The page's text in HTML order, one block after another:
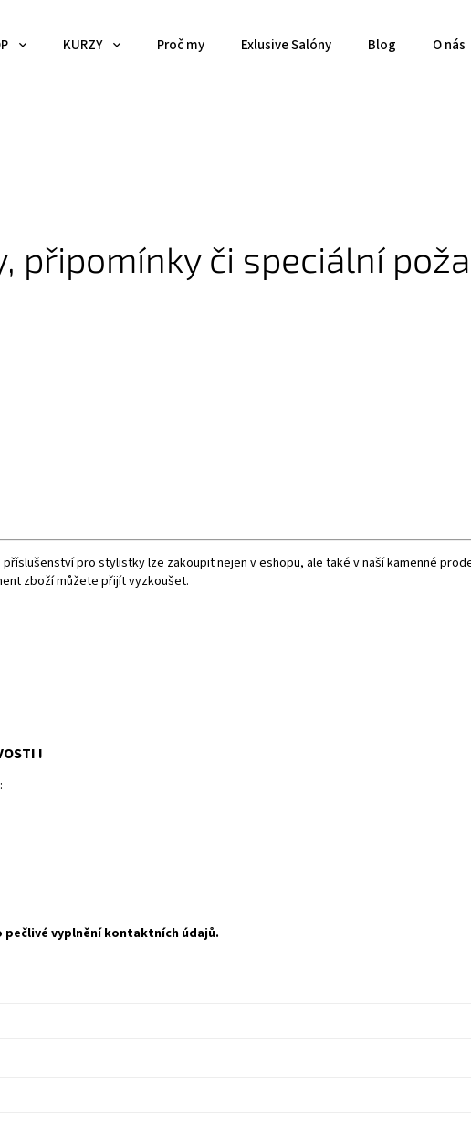
KURZY Proč my Exlusive Salóny Blog O nás
připomínky či speciální
pro stylistky lze zakoupit nejen v eshopu, ale také v naší kamenné
zboží můžete přijít vyzkoušet.
!
pečlivé vyplnění kontaktních údajů.